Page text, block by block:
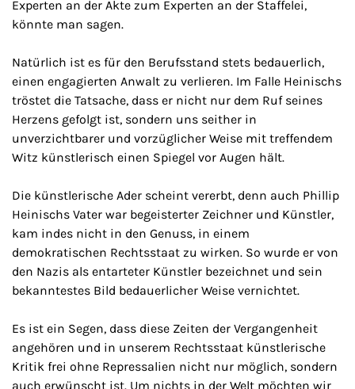
Experten an der Akte zum Experten an der Staffelei,
könnte man sagen.
Natürlich ist es für den Berufsstand stets bedauerlich,
einen engagierten Anwalt zu verlieren. Im Falle Heinischs
tröstet die Tatsache, dass er nicht nur dem Ruf seines
Herzens gefolgt ist, sondern uns seither in
unverzichtbarer und vorzüglicher Weise mit treffendem
Witz künstlerisch einen Spiegel vor Augen hält.
Die künstlerische Ader scheint vererbt, denn auch Phillip
Heinischs Vater war begeisterter Zeichner und Künstler,
kam indes nicht in den Genuss, in einem
demokratischen Rechtsstaat zu wirken. So wurde er von
den Nazis als entarteter Künstler bezeichnet und sein
bekanntestes Bild bedauerlicher Weise vernichtet.
Es ist ein Segen, dass diese Zeiten der Vergangenheit
angehören und in unserem Rechtsstaat künstlerische
Kritik frei ohne Repressalien nicht nur möglich, sondern
auch erwünscht ist. Um nichts in der Welt möchten wir